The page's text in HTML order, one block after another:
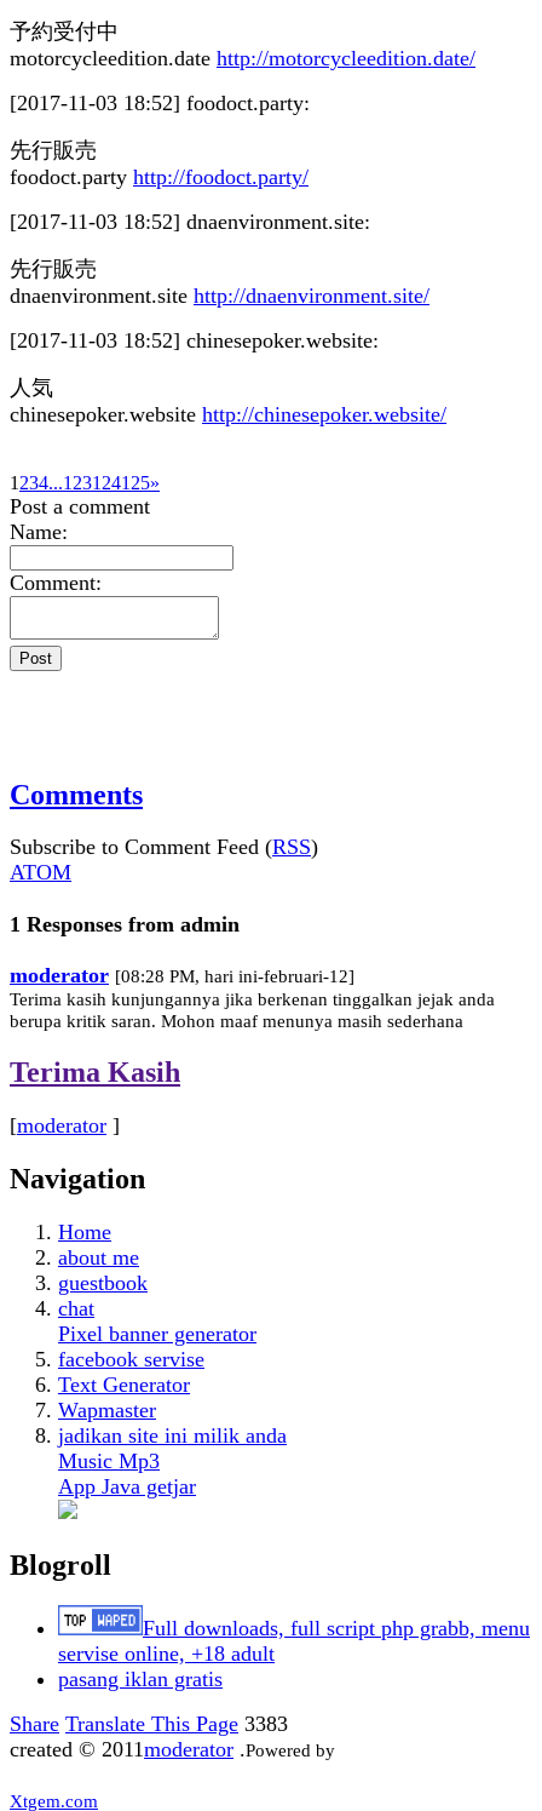
予約受付中
motorcycleedition.date http://motorcycleedition.date/
[2017-11-03 18:52] foodoct.party:
先行販売
foodoct.party http://foodoct.party/
[2017-11-03 18:52] dnaenvironment.site:
先行販売
dnaenvironment.site http://dnaenvironment.site/
[2017-11-03 18:52] chinesepoker.website:
人気
chinesepoker.website http://chinesepoker.website/
1 234...123124125»
Post a comment
Name:
Comment:
Comments
Subscribe to Comment Feed (RSS)
ATOM
1 Responses from admin
moderator [08:28 PM, hari ini-februari-12]
Terima kasih kunjungannya jika berkenan tinggalkan jejak anda
berupa kritik saran. Mohon maaf menunya masih sederhana
Terima Kasih
[moderator ]
Navigation
Home
about me
guestbook
chat
Pixel banner generator
facebook servise
Text Generator
Wapmaster
jadikan site ini milik anda
Music Mp3
App Java getjar
Blogroll
Full downloads, full script php grabb, menu
servise online, +18 adult
pasang iklan gratis
Share Translate This Page 3383
created © 2011moderator .Powered by
Xtgem.com